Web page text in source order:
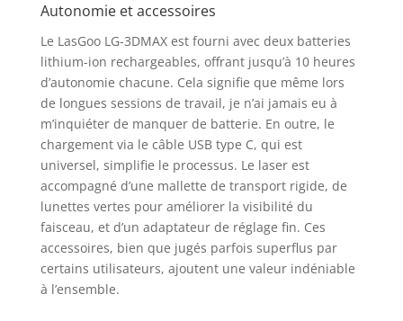
classe II avec une
puissance de sortie
inférieure à 1mW
Batteries
rechargeables: Le
LasGoo LG-3DMAX est
équipé de deux
batteries lithium-ion
rechargeables, ce qui
permet un
remplacement rapide
lorsqu'une batterie est
épuisée, évitant ainsi
les interruptions de
Autonomie et accessoires
Le LasGoo LG-3DMAX est fourni avec deux batteries
lithium-ion rechargeables, offrant jusqu’à 10 heures
d’autonomie chacune. Cela signifie que même lors
de longues sessions de travail, je n’ai jamais eu à
m’inquiéter de manquer de batterie. En outre, le
chargement via le câble USB type C, qui est
universel, simplifie le processus. Le laser est
accompagné d’une mallette de transport rigide, de
lunettes vertes pour améliorer la visibilité du
faisceau, et d’un adaptateur de réglage fin. Ces
accessoires, bien que jugés parfois superflus par
certains utilisateurs, ajoutent une valeur indéniable
à l’ensemble.